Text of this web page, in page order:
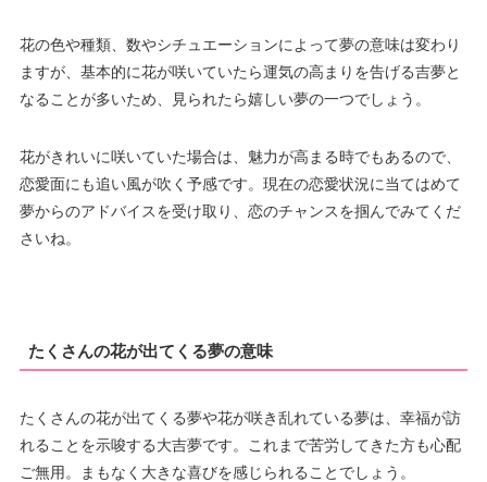
花の色や種類、数やシチュエーションによって夢の意味は変わり
ますが、基本的に花が咲いていたら運気の高まりを告げる吉夢と
なることが多いため、見られたら嬉しい夢の一つでしょう。
花がきれいに咲いていた場合は、魅力が高まる時でもあるので、
恋愛面にも追い風が吹く予感です。現在の恋愛状況に当てはめて
夢からのアドバイスを受け取り、恋のチャンスを掴んでみてくだ
さいね。
たくさんの花が出てくる夢の意味
たくさんの花が出てくる夢や花が咲き乱れている夢は、幸福が訪
れることを示唆する大吉夢です。これまで苦労してきた方も心配
ご無用。まもなく大きな喜びを感じられることでしょう。